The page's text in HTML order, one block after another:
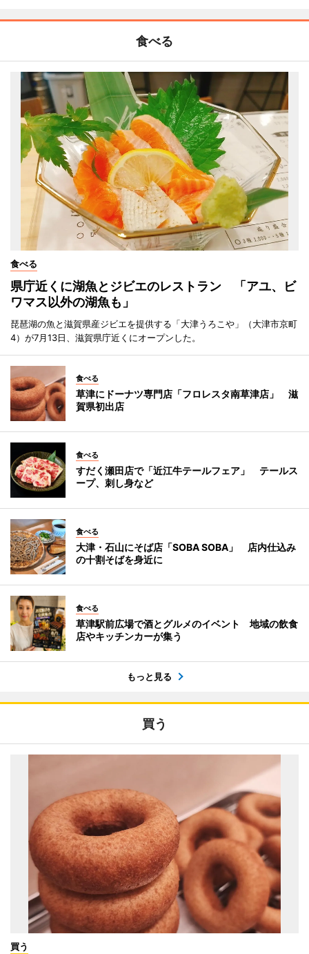
食べる
食べる
県庁近くに湖魚とジビエのレストラン 「アユ、ビ
ワマス以外の湖魚も」
琵琶湖の魚と滋賀県産ジビエを提供する「大津うろこや」（大津市京町
4）が7月13日、滋賀県庁近くにオープンした。
食べる
草津にドーナツ専門店「フロレスタ南草津店」 滋
賀県初出店
食べる
すだく瀬田店で「近江牛テールフェア」 テールス
ープ、刺し身など
食べる
大津・石山にそば店「SOBA SOBA」 店内仕込み
の十割そばを身近に
食べる
草津駅前広場で酒とグルメのイベント 地域の飲食
店やキッチンカーが集う
もっと見る
買う
買う